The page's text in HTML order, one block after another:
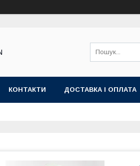
КОНТАКТИ ДОСТАВКА І ОПЛАТА